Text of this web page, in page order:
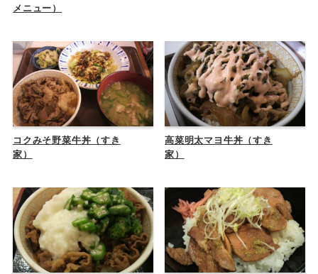
メニュー）
コクみそ野菜牛丼（すき
家）
高菜明太マヨ牛丼（すき
家）